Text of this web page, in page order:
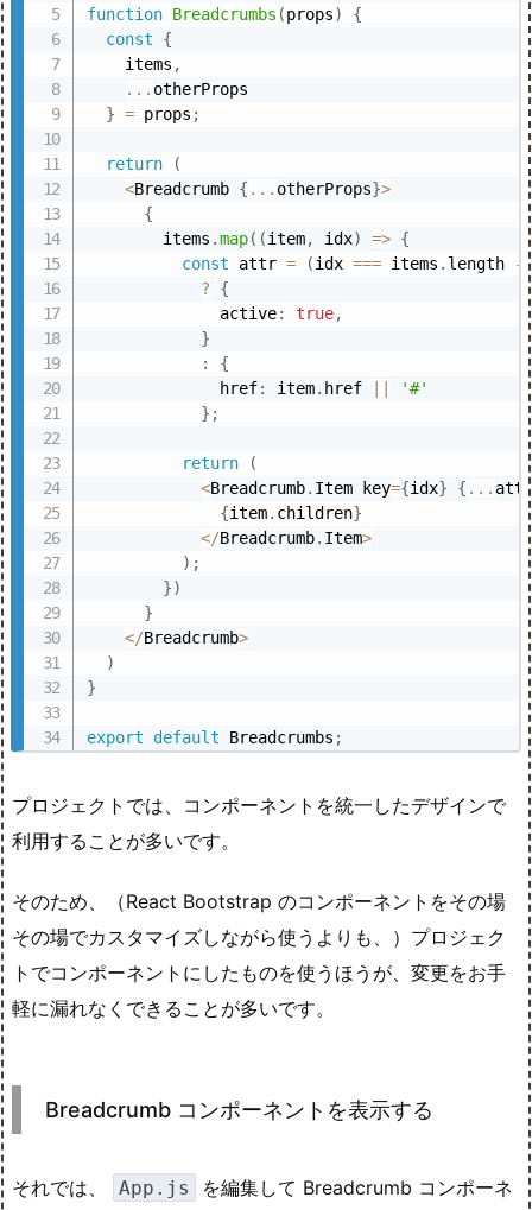
function Breadcrumbs (props)
{
const
{
    items
,
... otherProps
} = props ;
return
(
<Breadcrumb { ... otherProps}>
{
        items
.map( (item, idx) => {
const attr = (idx === items . length
-
?
{
              active
: true,
}
:
{
              href
: item. href
'#'
} ;
return
(
<Breadcrumb. Item key={idx} { ...
{item. children}
</Breadcrumb. Item>
) ;
})
}
</Breadcrumb>
)
}
export default Breadcrumbs ;
プロジェクトでは、コンポーネントを統一したデザインで
利用することが多いです。
そのため、（React Bootstrap のコンポーネントをその場
その場でカスタマイズしながら使うよりも、）プロジェク
トでコンポーネントにしたものを使うほうが、変更をお手
軽に漏れなくできることが多いです。
Breadcrumb コンポーネントを表示する
それでは、 App.js
を編集して Breadcrumb コンポーネ